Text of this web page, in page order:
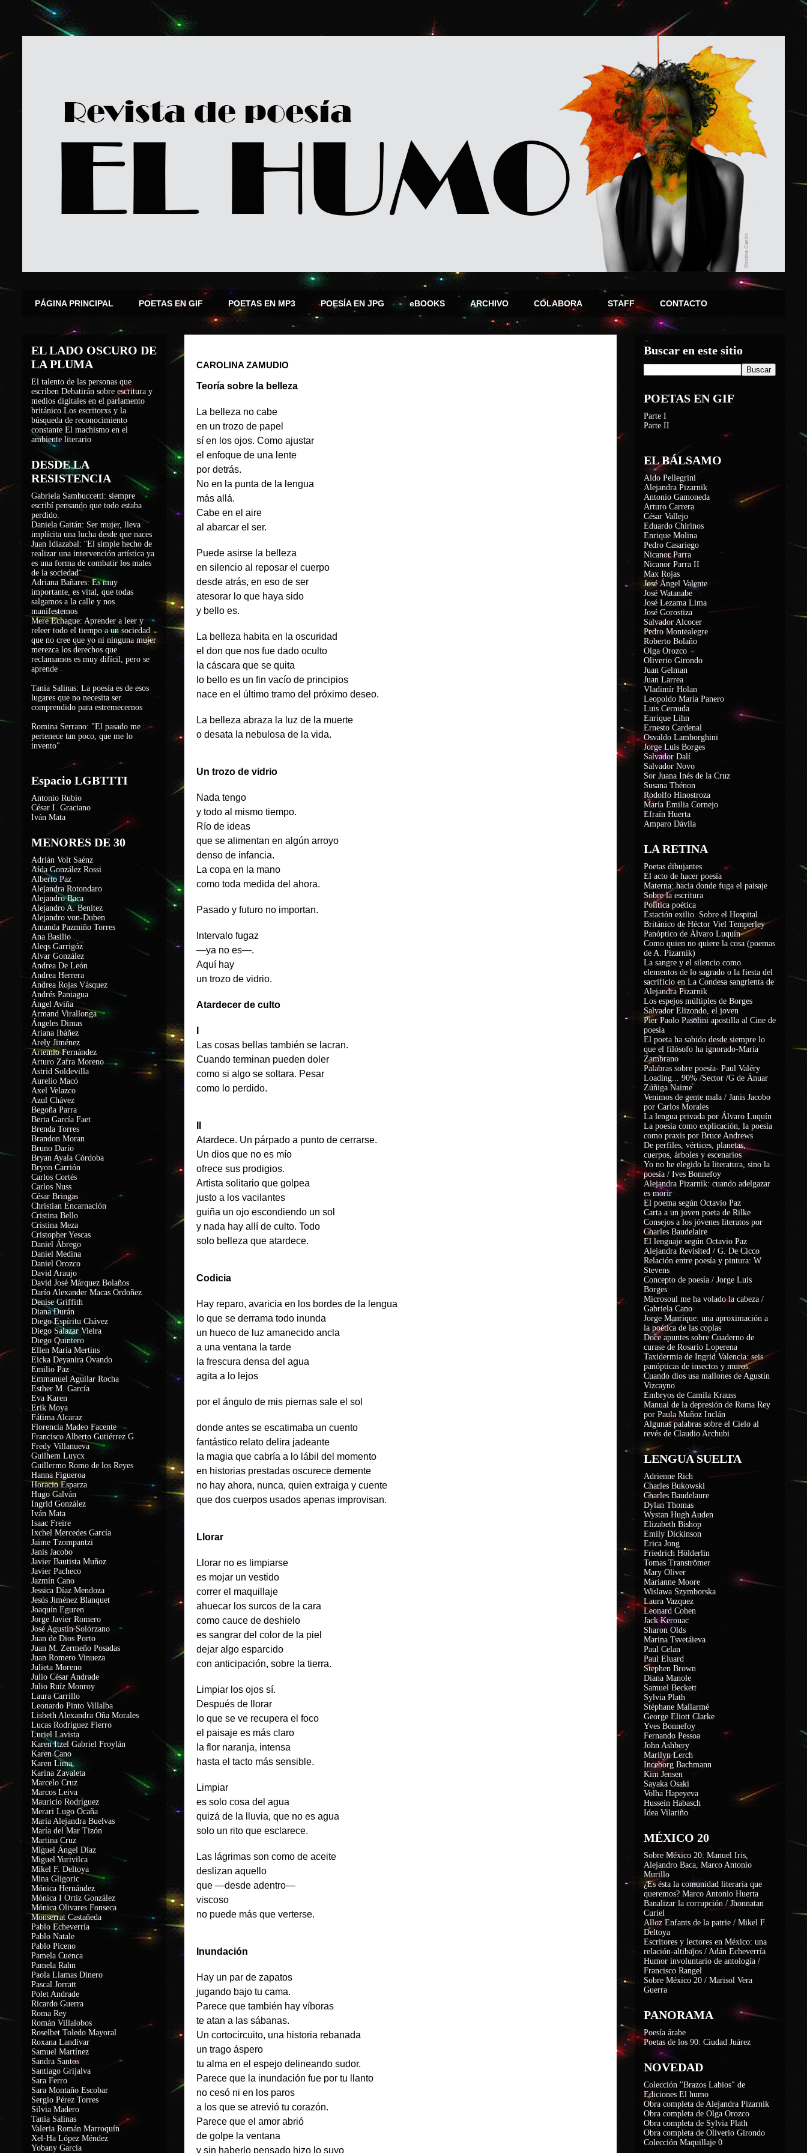
PÁGINA PRINCIPAL POETAS EN GIF POETAS EN MP3 POESÍA EN JPG eBOOKS ARCHIVO COLABORA STAFF CONTACTO
CAROLINA ZAMUDIO
Teoría sobre la belleza
La belleza no cabe
en un trozo de papel
sí en los ojos. Como ajustar
el enfoque de una lente
por detrás.
No en la punta de la lengua
más allá.
Cabe en el aire
al abarcar el ser.
Puede asirse la belleza
en silencio al reposar el cuerpo
desde atrás, en eso de ser
atesorar lo que haya sido
y bello es.
La belleza habita en la oscuridad
el don que nos fue dado oculto
la cáscara que se quita
lo bello es un fin vacío de principios
nace en el último tramo del próximo deseo.
La belleza abraza la luz de la muerte
o desata la nebulosa de la vida.
Un trozo de vidrio
Nada tengo
y todo al mismo tiempo.
Río de ideas
que se alimentan en algún arroyo
denso de infancia.
La copa en la mano
como toda medida del ahora.
Pasado y futuro no importan.
Intervalo fugaz
—ya no es—.
Aquí hay
un trozo de vidrio.
Atardecer de culto
Las cosas bellas también se lacran.
Cuando terminan pueden doler
como si algo se soltara. Pesar
como lo perdido.
Atardece. Un párpado a punto de cerrarse.
Un dios que no es mío
ofrece sus prodigios.
Artista solitario que golpea
justo a los vacilantes
guiña un ojo escondiendo un sol
y nada hay allí de culto. Todo
solo belleza que atardece.
Codicia
Hay reparo, avaricia en los bordes de la lengua
lo que se derrama todo inunda
un hueco de luz amanecido ancla
a una ventana la tarde
la frescura densa del agua
agita a lo lejos
por el ángulo de mis piernas sale el sol
donde antes se escatimaba un cuento
fantástico relato delira jadeante
la magia que cabría a lo lábil del momento
en historias prestadas oscurece demente
no hay ahora, nunca, quien extraiga y cuente
que dos cuerpos usados apenas improvisan.
Llorar
Llorar no es limpiarse
es mojar un vestido
correr el maquillaje
ahuecar los surcos de la cara
como cauce de deshielo
es sangrar del color de la piel
dejar algo esparcido
con anticipación, sobre la tierra.
Limpiar los ojos sí.
Después de llorar
lo que se ve recupera el foco
el paisaje es más claro
la flor naranja, intensa
hasta el tacto más sensible.
Limpiar
es solo cosa del agua
quizá de la lluvia, que no es agua
solo un rito que esclarece.
Las lágrimas son como de aceite
deslizan aquello
que —desde adentro—
viscoso
no puede más que verterse.
Inundación
Hay un par de zapatos
jugando bajo tu cama.
Parece que también hay víboras
te atan a las sábanas.
Un cortocircuito, una historia rebanada
un trago áspero
tu alma en el espejo delineando sudor.
Parece que la inundación fue por tu llanto
no cesó ni en los paros
a los que se atrevió tu corazón.
Parece que el amor abrió
de golpe la ventana
y sin haberlo pensado hizo lo suyo
EL LADO OSCURO DE
LA PLUMA
El talento de las personas que
escriben Debatirán sobre escritura y
medios digitales en el parlamento
británico Los escritorxs y la
búsqueda de reconocimiento
constante El machismo en el
ambiente literario
DESDE LA
RESISTENCIA
Gabriela Sambuccetti: siempre
escribí pensando que todo estaba
perdido.
Daniela Gaitán: Ser mujer, lleva
implícita una lucha desde que naces
Juan Idiazabal: ¨El simple hecho de
realizar una intervención artística ya
es una forma de combatir los males
de la sociedad¨
Adriana Bañares: Es muy
importante, es vital, que todas
salgamos a la calle y nos
manifestemos
Mere Echague: Aprender a leer y
releer todo el tiempo a un sociedad
que no cree que yo ni ninguna mujer
merezca los derechos que
reclamamos es muy difícil, pero se
aprende
Tania Salinas: La poesía es de esos
lugares que no necesita ser
comprendido para estremecernos
Romina Serrano: "El pasado me
pertenece tan poco, que me lo
invento"
Espacio LGBTTTI
Antonio Rubio
César I. Graciano
Iván Mata
MENORES DE 30
Adrián Volt Saénz
Aída González Rossi
Alberto Paz
Alejandra Rotondaro
Alejandro Baca
Alejandro A. Benítez
Alejandro von-Duben
Amanda Pazmiño Torres
Ana Basilio
Aleqs Garrigóz
Alvar González
Andrea De León
Andrea Herrera
Andrea Rojas Vásquez
Andrés Paniagua
Ángel Aviña
Armand Virallonga
Ángeles Dimas
Ariana Ibáñez
Arely Jiménez
Artemio Fernández
Arturo Zafra Moreno
Astrid Soldevilla
Aurelio Macó
Axel Velazco
Azul Chávez
Begoña Parra
Berta García Faet
Brenda Torres
Brandon Moran
Bruno Darío
Bryan Ayala Córdoba
Bryon Carrión
Carlos Cortés
Carlos Nuss
César Bringas
Christian Encarnación
Cristina Bello
Cristina Meza
Cristopher Yescas
Daniel Ábrego
Daniel Medina
Daniel Orozco
David Araujo
David José Márquez Bolaños
Darío Alexander Macas Ordoñez
Denise Griffith
Diana Durán
Diego Espíritu Chávez
Diego Salazar Vieira
Diego Quintero
Ellen María Mertins
Eicka Deyanira Ovando
Emilio Paz
Emmanuel Aguilar Rocha
Esther M. García
Eva Karen
Erik Moya
Fátima Alcaraz
Florencia Madeo Facente
Francisco Alberto Gutiérrez G
Fredy Villanueva
Guilhem Luycx
Guillermo Romo de los Reyes
Hanna Figueroa
Horacio Esparza
Hugo Galván
Ingrid González
Iván Mata
Isaac Freire
Ixchel Mercedes García
Jaime Tzompantzi
Janis Jacobo
Javier Bautista Muñoz
Javier Pacheco
Jazmín Cano
Jessica Díaz Mendoza
Jesús Jiménez Blanquet
Joaquín Eguren
Jorge Javier Romero
José Agustín Solórzano
Juan de Dios Porto
Juan M. Zermeño Posadas
Juan Romero Vinueza
Julieta Moreno
Julio César Andrade
Julio Ruíz Monroy
Laura Carrillo
Leonardo Pinto Villalba
Lisbeth Alexandra Oña Morales
Lucas Rodríguez Fierro
Luriel Lavista
Karen Itzel Gabriel Froylán
Karen Cano
Karen Lima
Karina Zavaleta
Marcelo Cruz
Marcos Leiva
Mauricio Rodríguez
Merari Lugo Ocaña
María Alejandra Buelvas
María del Mar Tizón
Martina Cruz
Miguel Ángel Díaz
Miguel Yurivilca
Míkel F. Deltoya
Mina Gligoric
Mónica Hernández
Mónica I Ortiz González
Mónica Olivares Fonseca
Monserrat Castañeda
Pablo Echeverría
Pablo Natale
Pablo Piceno
Pamela Cuenca
Pamela Rahn
Paola Llamas Dinero
Pascal Jorratt
Polet Andrade
Ricardo Guerra
Roma Rey
Román Villalobos
Roselbet Toledo Mayoral
Roxana Landívar
Samuel Martínez
Sandra Santos
Santiago Grijalva
Sara Ferro
Sara Montaño Escobar
Sergio Pérez Torres
Silvia Madero
Tania Salinas
Valeria Román Marroquín
Xel-Ha López Méndez
Yobany García
Buscar en este sitio
POETAS EN GIF
Parte I
Parte II
EL BÁLSAMO
Aldo Pellegrini
Alejandra Pizarnik
Antonio Gamoneda
Arturo Carrera
César Vallejo
Eduardo Chirinos
Enrique Molina
Pedro Casariego
Nicanor Parra
Nicanor Parra II
Max Rojas
José Ángel Valente
José Watanabe
José Lezama Lima
José Gorostiza
Salvador Alcocer
Pedro Montealegre
Roberto Bolaño
Olga Orozco
Oliverio Girondo
Juan Gelman
Juan Larrea
Vladimír Holan
Leopoldo María Panero
Luis Cernuda
Enrique Lihn
Ernesto Cardenal
Osvaldo Lamborghini
Jorge Luis Borges
Salvador Dalí
Salvador Novo
Sor Juana Inés de la Cruz
Susana Thénon
Rodolfo Hinostroza
María Emilia Cornejo
Efraín Huerta
Amparo Dávila
LA RETINA
Poetas dibujantes
El acto de hacer poesía
Materna: hacia donde fuga el paisaje
Sobre la escritura
Política poética
Estación exilio. Sobre el Hospital
Británico de Héctor Viel Temperley
Panóptico de Álvaro Luquín
Como quien no quiere la cosa (poemas
de A. Pizarnik)
La sangre y el silencio como
elementos de lo sagrado o la fiesta del
sacrificio en La Condesa sangrienta de
Alejandra Pizarnik
Los espejos múltiples de Borges
Salvador Elizondo, el joven
Pier Paolo Pasolini apostilla al Cine de
poesía
El poeta ha sabido desde siempre lo
que el filósofo ha ignorado-María
Zambrano
Palabras sobre poesía- Paul Valéry
Loading... 90% /Sector /G de Ánuar
Zúñiga Naime
Venimos de gente mala / Janis Jacobo
por Carlos Morales
La lengua privada por Álvaro Luquín
La poesía como explicación, la poesía
como praxis por Bruce Andrews
De perfiles, vértices, planetas,
cuerpos, árboles y escenarios
Yo no he elegido la literatura, sino la
poesía / Ives Bonnefoy
Alejandra Pizarnik: cuando adelgazar
es morir
El poema según Octavio Paz
Carta a un joven poeta de Rilke
Consejos a los jóvenes literatos por
Charles Baudelaire
El lenguaje según Octavio Paz
Alejandra Revisited / G. De Cicco
Relación entre poesía y pintura: W
Stevens
Concepto de poesía / Jorge Luis
Borges
Microsoul me ha volado la cabeza /
Gabriela Cano
Jorge Manrique: una aproximación a
la poética de las coplas
Doce apuntes sobre Cuaderno de
curase de Rosario Loperena
Taxidermia de Ingrid Valencia: seis
panópticas de insectos y muros.
Cuando dios usa mallones de Agustín
Vizcayno
Embryos de Camila Krauss
Manual de la depresión de Roma Rey
por Paula Muñoz Inclán
Algunas palabras sobre el Cielo al
revés de Claudio Archubi
LENGUA SUELTA
Adrienne Rich
Charles Bukowski
Charles Baudelaure
Dylan Thomas
Wystan Hugh Auden
Elizabeth Bishop
Emily Dickinson
Erica Jong
Friedrich Hölderlin
Tomas Tranströmer
Mary Oliver
Marianne Moore
Wislawa Szymborska
Laura Vazquez
Leonard Cohen
Jack Kerouac
Sharon Olds
Marina Tsvetáieva
Paul Celan
Paul Eluard
Stephen Brown
Diana Manole
Samuel Beckett
Sylvia Plath
Stéphane Mallarmé
George Eliott Clarke
Yves Bonnefoy
Fernando Pessoa
John Ashbery
Marilyn Lerch
Inceborg Bachmann
Kim Jensen
Sayaka Osaki
Volha Hapeyeva
Hussein Habasch
Idea Vilariño
MÉXICO 20
Sobre México 20: Manuel Iris,
Alejandro Baca, Marco Antonio
Murillo
¿Es ésta la comunidad literaria que
queremos? Marco Antonio Huerta
Banalizar la corrupción / Jhonnatan
Curiel
Alloz Enfants de la patrie / Mikel F.
Deltoya
Escritores y lectores en México: una
relación-altibajos / Adán Echeverría
Humor involuntario de antología /
Francisco Rangel
Sobre México 20 / Marisol Vera
Guerra
PANORAMA
Poesía árabe
Poetas de los 90: Ciudad Juárez
NOVEDAD
Colección "Brazos Labios" de
Ediciones El humo
Obra completa de Alejandra Pizarnik
Obra completa de Olga Orozco
Obra completa de Sylvia Plath
Obra completa de Oliverio Girondo
Colección Maquillaje 0